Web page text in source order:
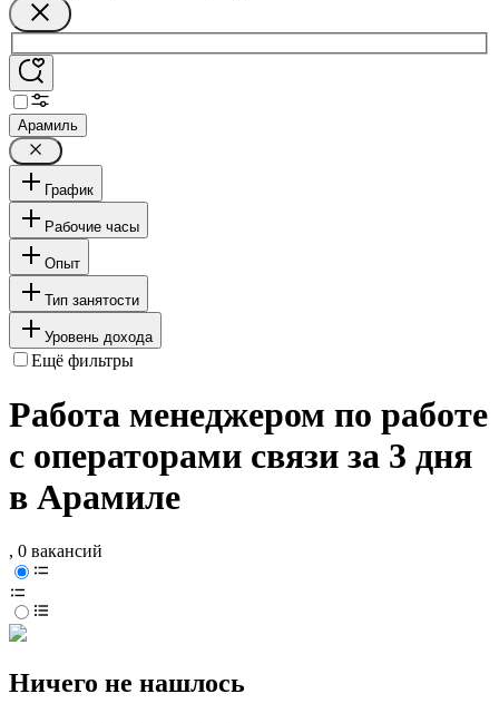
Арамиль
График
Рабочие часы
Опыт
Тип занятости
Уровень дохода
Ещё фильтры
Работа менеджером по работе
с операторами связи за 3 дня
в Арамиле
, 0 вакансий
Ничего не нашлось